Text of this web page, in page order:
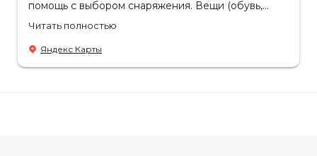
помощь с выбором снаряжения. Вещи (обувь,
российское производство. Бонусом докупила
пару маскировочных сетей от фабрики. Они
всегда пригодятся.
Читать полностью
Яндекс Карты